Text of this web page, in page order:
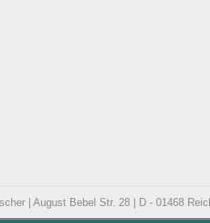
| August Bebel Str. 28 | D - 01468